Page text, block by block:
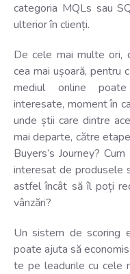
categoria MQLs sau
ulterior în clienți.
De cele mai multe ori,
cea mai ușoară, pentru
mediul online
interesate, moment în
unde știi care dintre
mai departe, către
Buyers’s Journey?
interesat de produsele
astfel încât să îl poți
vânzări?
Un sistem de scoring
poate ajuta să
te pe leadurile cu cele